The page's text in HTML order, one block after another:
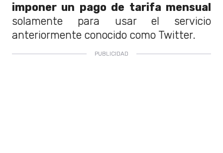
imponer un pago de tarifa mensual
solamente para usar el servicio
anteriormente conocido como Twitter.